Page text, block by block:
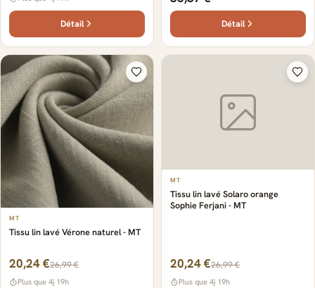
Détail Détail
MT
Tissu lin lavé Vérone naturel - MT
20,24 €26,99 €
Plus que 4j 19h
MT
Tissu lin lavé Solaro orange
Sophie Ferjani - MT
20,24 €26,99 €
Plus que 4j 19h